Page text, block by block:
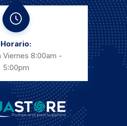
Horario:
Viernes 8:00am -
5:00pm